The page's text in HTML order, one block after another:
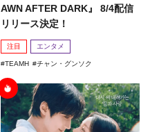
AWN AFTER DARK』 8/4配信
リリース決定！
注目 エンタメ
TEAMH チャン・グンソク